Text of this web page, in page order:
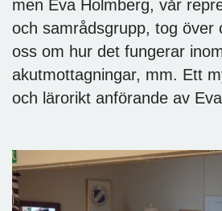
men Eva Holmberg, vår
och samrådsgrupp, tog över
oss om hur det fungerar
akutmottagningar, mm. Ett
och lärorikt anförande av